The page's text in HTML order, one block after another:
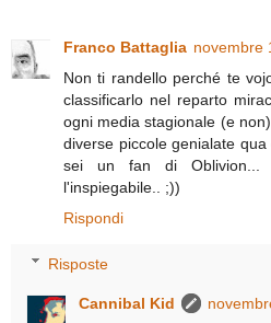
Franco Battaglia novembre
Non ti randello perché te
classificarlo nel reparto
ogni media stagionale (e
diverse piccole genialate
sei un fan di Oblivion...
l'inspiegabile.. ;))
Rispondi
Risposte
Cannibal Kid